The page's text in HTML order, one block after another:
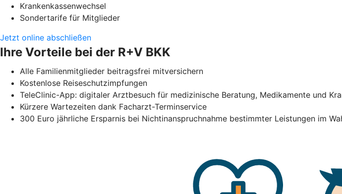
Krankenkassenwechsel
Sondertarife für Mitglieder
Jetzt online abschließen
Ihre Vorteile bei der R+V BKK
Alle Familienmitglieder beitragsfrei mitversichern
Kostenlose Reiseschutzimpfungen
TeleClinic-App: digitaler Arztbesuch für medizinische Beratung, Medikamente und
Kürzere Wartezeiten dank Facharzt-Terminservice
300 Euro jährliche Ersparnis bei Nichtinanspruchnahme bestimmter Leistungen im